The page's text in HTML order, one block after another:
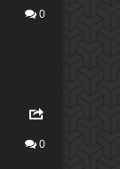
0
0